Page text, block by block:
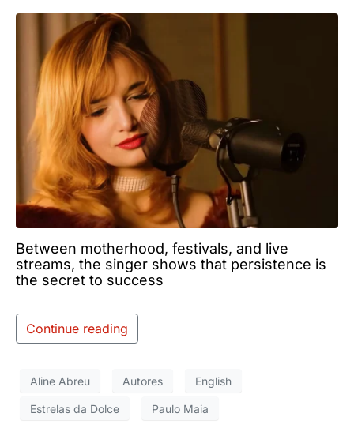
Between motherhood, festivals, and live
streams, the singer shows that persistence is
the secret to success
Continue reading
Aline Abreu Autores English
Estrelas da Dolce Paulo Maia